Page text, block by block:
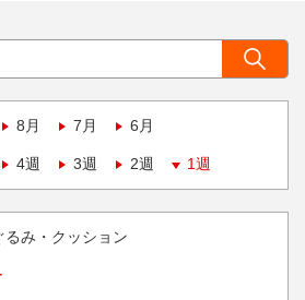
8月 7月 6月
4週 3週 2週 1週
るみ・クッション